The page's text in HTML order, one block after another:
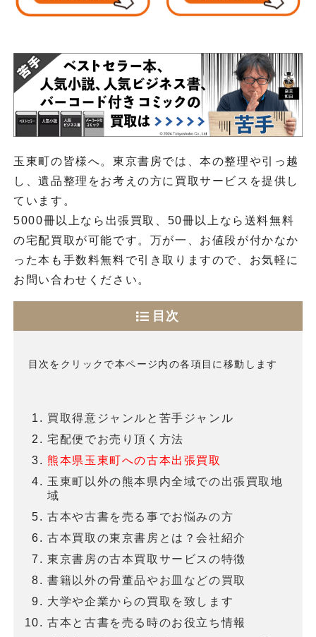
玉東町の皆様へ。東京書房では、本の整理や引っ越
し、遺品整理をお考えの方に買取サービスを提供し
ています。
5000冊以上なら出張買取、50冊以上なら送料無料
の宅配買取が可能です。万が一、お値段が付かなか
った本も手数料無料で引き取りますので、お気軽に
お問い合わせください。
目次
目次をクリックで本ページ内の各項目に移動します
買取得意ジャンルと苦手ジャンル
宅配便でお売り頂く方法
熊本県玉東町への古本出張買取
玉東町以外の熊本県内全域での出張買取地
域
古本や古書を売る事でお悩みの方
古本買取の東京書房とは？会社紹介
東京書房の古本買取サービスの特徴
書籍以外の骨董品やお皿などの買取
大学や企業からの買取を致します
古本と古書を売る時のお役立ち情報